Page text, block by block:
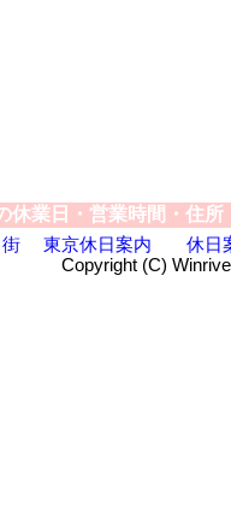
休業日・営業時間・住
街 東京休日案内
休日
Copyright (C)